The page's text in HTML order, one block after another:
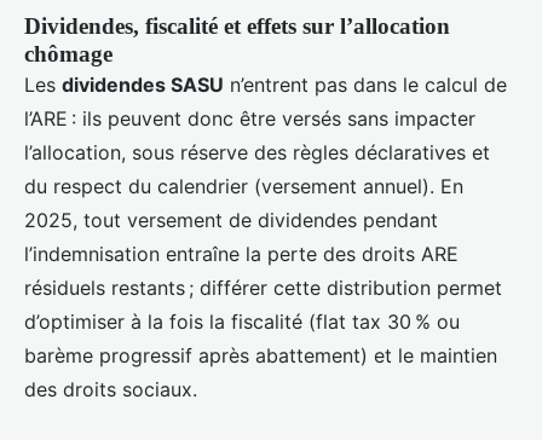
Dividendes, fiscalité et effets sur l’allocation
chômage
Les dividendes SASU n’entrent pas dans le calcul de
l’ARE : ils peuvent donc être versés sans impacter
l’allocation, sous réserve des règles déclaratives et
du respect du calendrier (versement annuel). En
2025, tout versement de dividendes pendant
l’indemnisation entraîne la perte des droits ARE
résiduels restants ; différer cette distribution permet
d’optimiser à la fois la fiscalité (flat tax 30 % ou
barème progressif après abattement) et le maintien
des droits sociaux.